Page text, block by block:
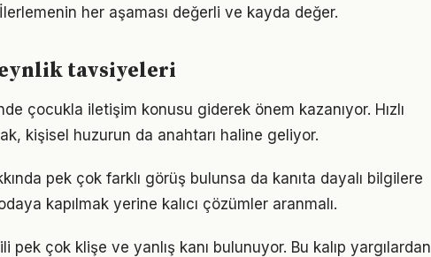
her aşaması değerli ve kayda değer.
tavsiyeleri
çocukla iletişim konusu giderek önem kazanıyor. Hızlı
kişisel huzurun da anahtarı haline geliyor.
pek çok farklı görüş bulunsa da kanıta dayalı bilgilere
kapılmak yerine kalıcı çözümler aranmalı.
pek çok klişe ve yanlış kanı bulunuyor. Bu kalıp yargılardan